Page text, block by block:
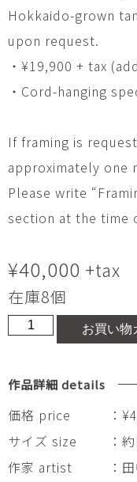
Hokkaido-grown
upon request.
・¥19,900 + tax
・Cord-hanging
If framing is
approximately one
Please write
section at the time
¥40,000 +tax
在庫8個
T-
Ryuhaku-
56
Usagi
(shore)
個
お買い物
作品詳細 details
価格 price
：
サイズ size
：
作家 artist
：